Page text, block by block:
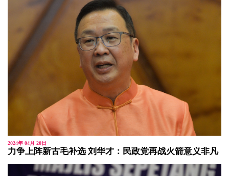
2024年 04月 20日
力争上阵新古毛补选 刘华才：民政党再战火箭意义非凡